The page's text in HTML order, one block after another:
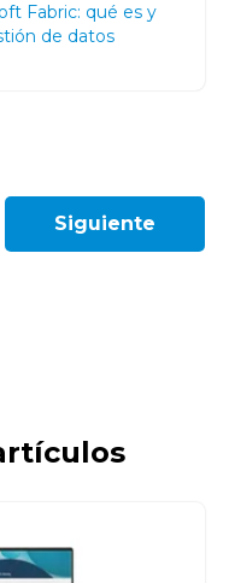
Fabric: qué es y
de datos
Siguiente